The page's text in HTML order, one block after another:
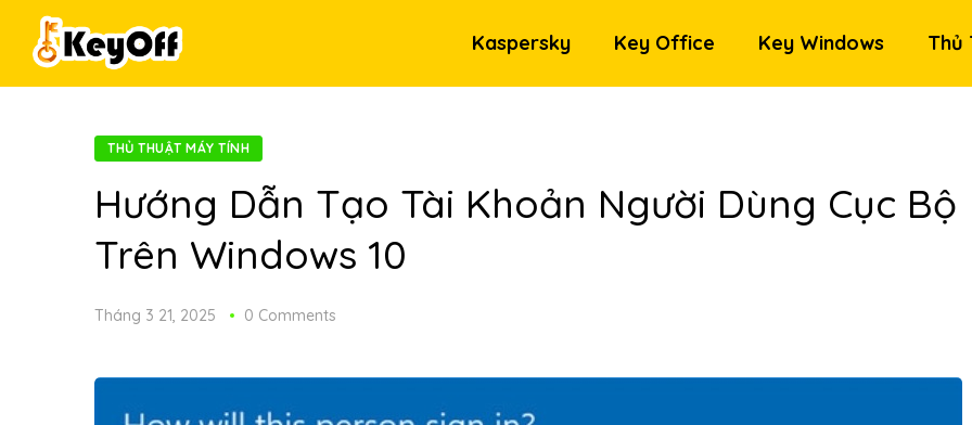
Kaspersky Key Office Key Windows Thủ
THỦ THUẬT MÁY TÍNH
Hướng Dẫn Tạo Tài Khoản Người Dùng Cục Bộ
Trên Windows 10
Tháng 3 21, 2025 0 Comments